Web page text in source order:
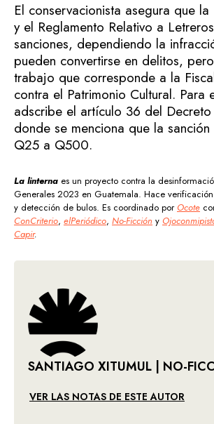
El conservacionista asegura que
y el Reglamento Relativo a
sanciones, dependiendo la
pueden convertirse en delitos,
trabajo que corresponde a la
contra el Patrimonio Cultural. Para
adscribe el artículo 36 del
donde se menciona que la
Q25 a Q500.
La linterna es un proyecto contra la
Generales 2023 en Guatemala. Hace
y detección de bulos. Es coordinado por Ocote
ConCriterio, elPeriódico, No-Ficción y
Capir.
SANTIAGO XITUMUL | NO-
VER LAS NOTAS DE ESTE AUTOR